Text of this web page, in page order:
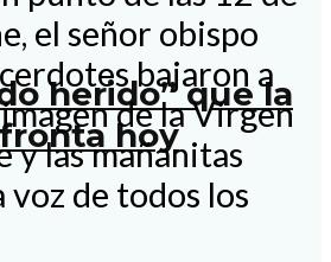
herido” que la
hoy
el señor obispo
bajaron a
de la Virgen
y las mañanitas
voz de todos los